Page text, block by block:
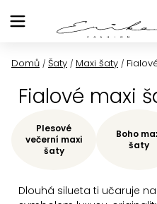
na
Domů / Šaty / Maxi šaty /
Fialové maxi
Dlouhá silueta ti učaruje
Plesové
večerní maxi
šaty
Boho
šaty